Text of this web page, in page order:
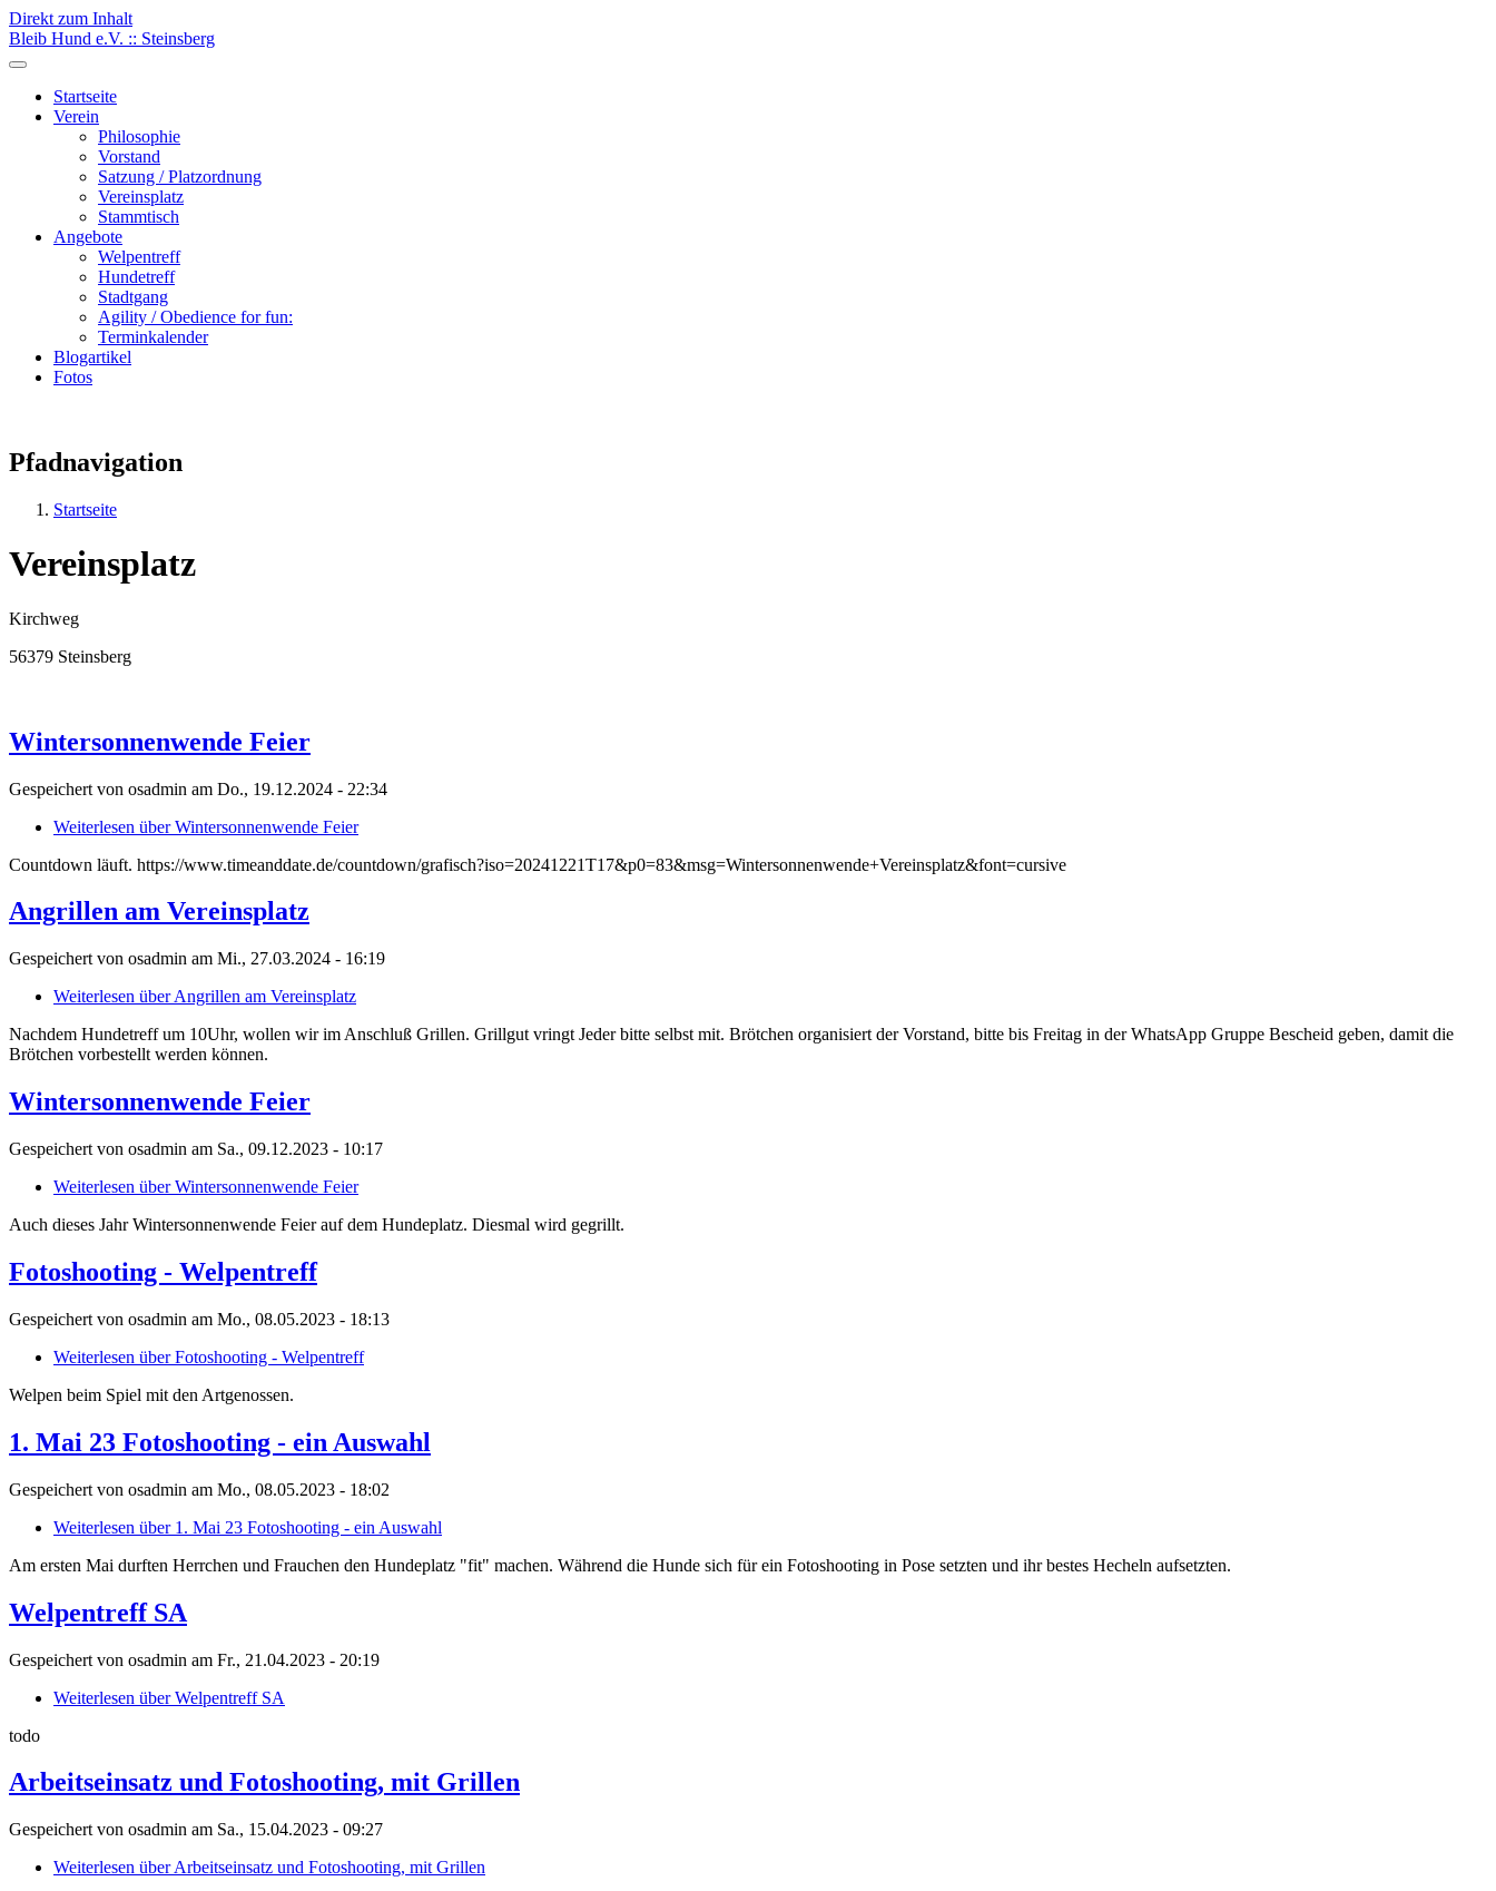
Direkt zum Inhalt
Bleib Hund e.V. :: Steinsberg
Startseite
Verein
Philosophie
Vorstand
Satzung / Platzordnung
Vereinsplatz
Stammtisch
Angebote
Welpentreff
Hundetreff
Stadtgang
Agility / Obedience for fun:
Terminkalender
Blogartikel
Fotos
Pfadnavigation
Startseite
Vereinsplatz
Kirchweg
56379 Steinsberg
Wintersonnenwende Feier
Gespeichert von osadmin am Do., 19.12.2024 - 22:34
Weiterlesen über Wintersonnenwende Feier
Countdown läuft. https://www.timeanddate.de/countdown/grafisch?iso=20241221T17&p0=83&msg=Wintersonnenwende+Vereinsplatz&font=cursive
Angrillen am Vereinsplatz
Gespeichert von osadmin am Mi., 27.03.2024 - 16:19
Weiterlesen über Angrillen am Vereinsplatz
Nachdem Hundetreff um 10Uhr, wollen wir im Anschluß Grillen. Grillgut vringt Jeder bitte selbst mit. Brötchen organisiert der Vorstand, bitte bis Freitag in der WhatsApp Gruppe Bescheid geben, damit die
Brötchen vorbestellt werden können.
Wintersonnenwende Feier
Gespeichert von osadmin am Sa., 09.12.2023 - 10:17
Weiterlesen über Wintersonnenwende Feier
Auch dieses Jahr Wintersonnenwende Feier auf dem Hundeplatz. Diesmal wird gegrillt.
Fotoshooting - Welpentreff
Gespeichert von osadmin am Mo., 08.05.2023 - 18:13
Weiterlesen über Fotoshooting - Welpentreff
Welpen beim Spiel mit den Artgenossen.
1. Mai 23 Fotoshooting - ein Auswahl
Gespeichert von osadmin am Mo., 08.05.2023 - 18:02
Weiterlesen über 1. Mai 23 Fotoshooting - ein Auswahl
Am ersten Mai durften Herrchen und Frauchen den Hundeplatz "fit" machen. Während die Hunde sich für ein Fotoshooting in Pose setzten und ihr bestes Hecheln aufsetzten.
Welpentreff SA
Gespeichert von osadmin am Fr., 21.04.2023 - 20:19
Weiterlesen über Welpentreff SA
todo
Arbeitseinsatz und Fotoshooting, mit Grillen
Gespeichert von osadmin am Sa., 15.04.2023 - 09:27
Weiterlesen über Arbeitseinsatz und Fotoshooting, mit Grillen